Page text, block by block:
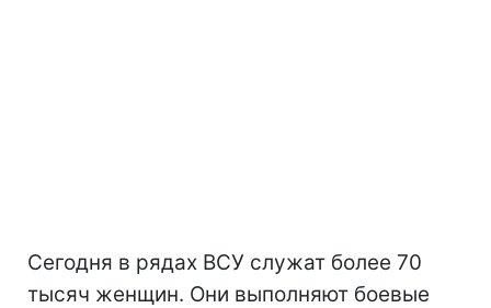
Сегодня в рядах ВСУ служат более 70
тысяч женщин. Они выполняют боевые